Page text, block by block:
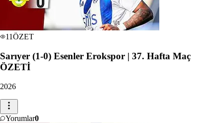
11ÖZET
Sarıyer (1-0) Esenler Erokspor | 37. Hafta Maç
ÖZETİ
2026
Yorumlar0